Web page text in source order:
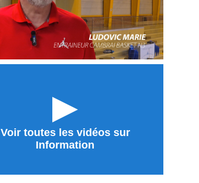
►
Voir toutes les vidéos sur
Information